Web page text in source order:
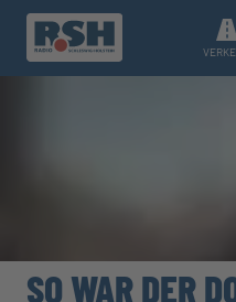
SO WAR DER